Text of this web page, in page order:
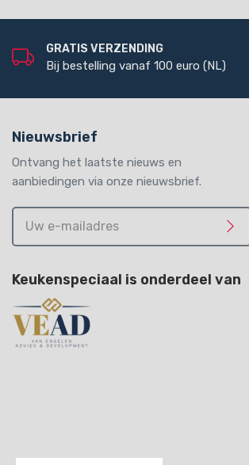
GRATIS VERZENDING
Bij bestelling vanaf 100 euro (NL)
Nieuwsbrief
Ontvang het laatste nieuws en
aanbiedingen via onze nieuwsbrief.
Keukenspeciaal is onderdeel van